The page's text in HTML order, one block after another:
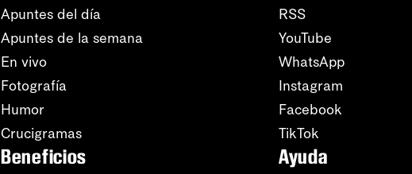
Apuntes del día
Apuntes de la semana
En vivo
Fotografía
Humor
Crucigramas
Beneficios
RSS
YouTube
WhatsApp
Instagram
Facebook
TikTok
Ayuda